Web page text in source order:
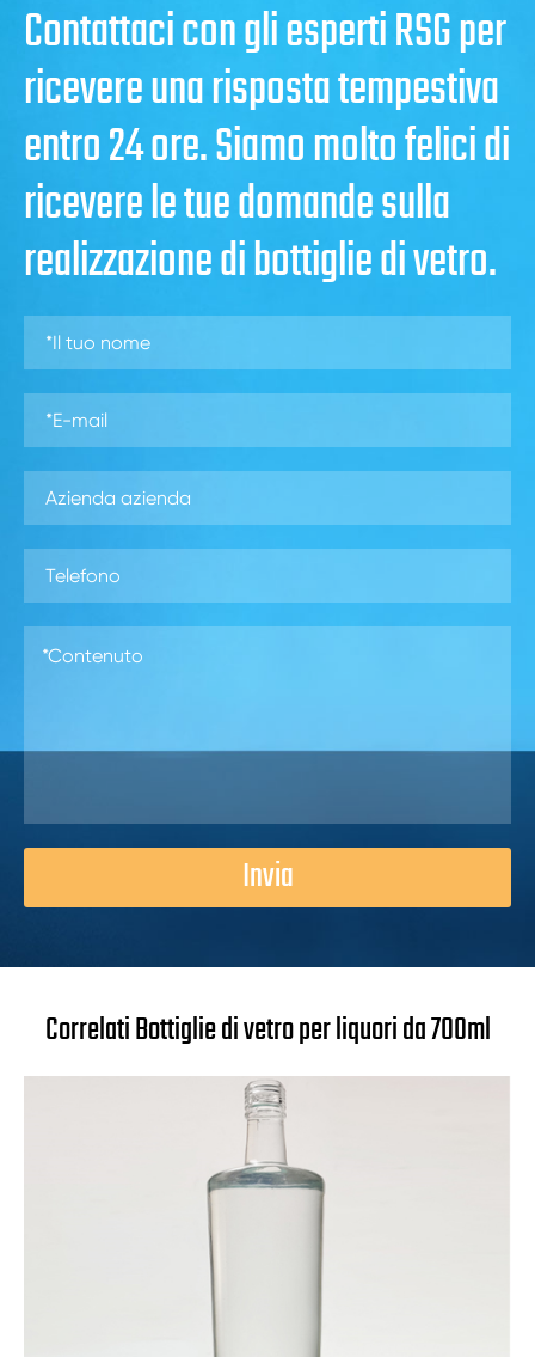
Contattaci con gli esperti RSG per
ricevere una risposta tempestiva
entro 24 ore. Siamo molto felici di
ricevere le tue domande sulla
realizzazione di bottiglie di vetro.
Invia
Correlati Bottiglie di vetro per liquori da 700ml